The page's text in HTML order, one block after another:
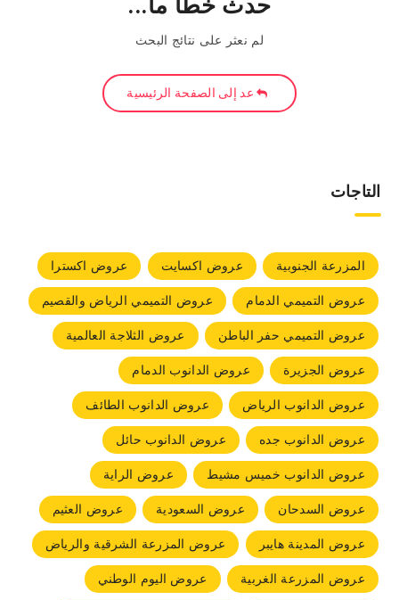
حدث خطأ ما...
لم نعثر على نتائج البحث
عد إلى الصفحة الرئيسية
التاجات
المزرعة الجنوبية عروض اكسايت
عروض اكسترا
عروض التميمي الدمام
عروض التميمي الرياض والقصيم
عروض التميمي حفر الباطن
عروض الثلاجة العالمية
عروض الجزيرة
عروض الدانوب الدمام
عروض الدانوب الرياض
عروض الدانوب الطائف
عروض الدانوب جده
عروض الدانوب حائل
عروض الدانوب خميس مشيط
عروض الراية
عروض السدحان
عروض السعودية
عروض العثيم
عروض المدينة هايبر
عروض المزرعة الشرقية والرياض
عروض المزرعة الغربية
عروض اليوم الوطني